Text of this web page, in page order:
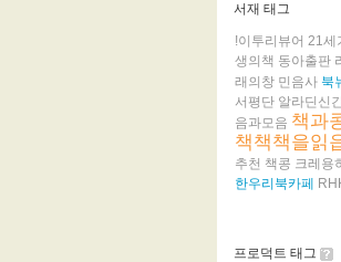
서재 태그
!이투리뷰어 21세
생의책 동아출판
래의창 민음사 북
서평단 알라딘신
음과모음 책과
책책책을읽
추천 책콩 크레용
한우리북카페
프로덕트 태그